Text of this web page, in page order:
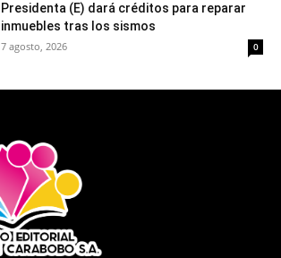
Presidenta (E) dará créditos para reparar
inmuebles tras los sismos
7 agosto, 2026 0